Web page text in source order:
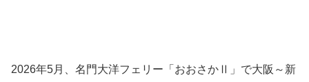
2026年5月、名門大洋フェリー「おおさかⅡ」で大阪～新